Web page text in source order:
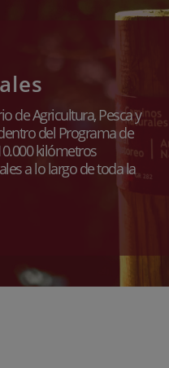
de Agricultura, Pesca y
del Programa de
kilómetros
a lo largo de toda la